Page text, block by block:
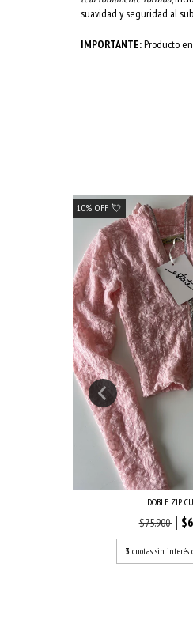
suavidad y seguridad al
IMPORTANTE:Producto en
10% OFF 💘
DOBLE ZIP
$75.900
3 cuotas sin interés